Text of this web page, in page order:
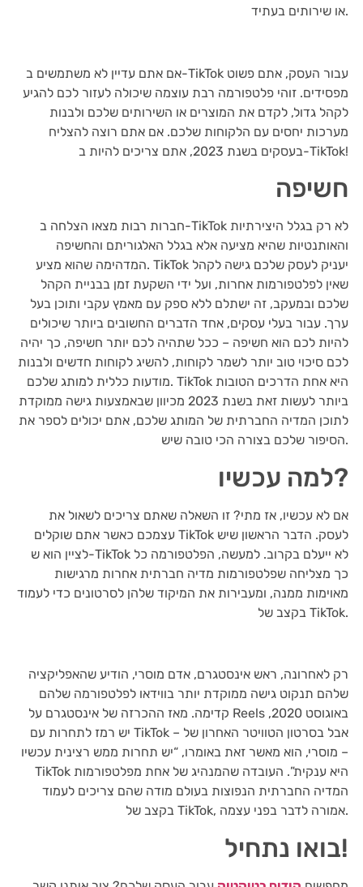
או שירותים בעתיד.
אם אתם עדיין לא משתמשים ב-TikTok עבור העסק, אתם פשוט
מפסידים. זוהי פלטפורמה רבת עוצמה שיכולה לעזור לכם להגיע
לקהל גדול, לקדם את המוצרים או השירותים שלכם ולבנות
מערכות יחסים עם הלקוחות שלכם. אם אתם רוצה להצליח
בעסקים בשנת 2023, אתם צריכים להיות ב-TikTok!
חשיפה
חברות רבות מצאו הצלחה ב-TikTok לא רק בגלל היצירתיות
והאותנטיות שהיא מציעה אלא בגלל האלגוריתם והחשיפה
המדהימה שהוא מציע. TikTok יעניק לעסק שלכם גישה לקהל
שאין לפלטפורמות אחרות, ועל ידי השקעת זמן בבניית הקהל
שלכם ובמעקב, זה ישתלם ללא ספק עם מאמץ עקבי ותוכן בעל
ערך. עבור בעלי עסקים, אחד הדברים החשובים ביותר שיכולים
להיות לכם הוא חשיפה – ככל שתהיה לכם יותר חשיפה, כך יהיה
לכם סיכוי טוב יותר לשמר לקוחות, להשיג לקוחות חדשים ולבנות
מודעות כללית למותג שלכם. TikTok היא אחת הדרכים הטובות
ביותר לעשות זאת בשנת 2023 מכיוון שבאמצעות גישה ממוקדת
לתוכן המדיה החברתית של המותג שלכם, אתם יכולים לספר את
הסיפור שלכם בצורה הכי טובה שיש.
למה עכשיו?
אם לא עכשיו, אז מתי? זו השאלה שאתם צריכים לשאול את
עצמכם כאשר אתם שוקלים TikTok לעסק. הדבר הראשון שיש
לציין הוא ש-TikTok לא ייעלם בקרוב. למעשה, הפלטפורמה כל
כך מצליחה שפלטפורמות מדיה חברתית אחרות מרגישות
מאוימות ממנה, ומעבירות את המיקוד שלהן לסרטונים כדי לעמוד
בקצב של TikTok.
רק לאחרונה, ראש אינסטגרם, אדם מוסרי, הודיע ​​שהאפליקציה
שלהם תנקוט גישה ממוקדת יותר בווידאו לפלטפורמה שלהם
קדימה. מאז ההכרזה של אינסטגרם על Reels באוגוסט 2020,
יש רמז לתחרות עם TikTok – אבל בסרטון הטוויטר האחרון של
מוסרי, הוא מאשר זאת באומרו, “יש תחרות ממש רצינית עכשיו –
TikTok היא ענקית”. העובדה שהמנהיג של אחת מפלטפורמות
המדיה החברתית הנפוצות בעולם מודה שהם צריכים לעמוד
בקצב של TikTok, אמורה לדבר בפני עצמה.
בואו נתחיל!